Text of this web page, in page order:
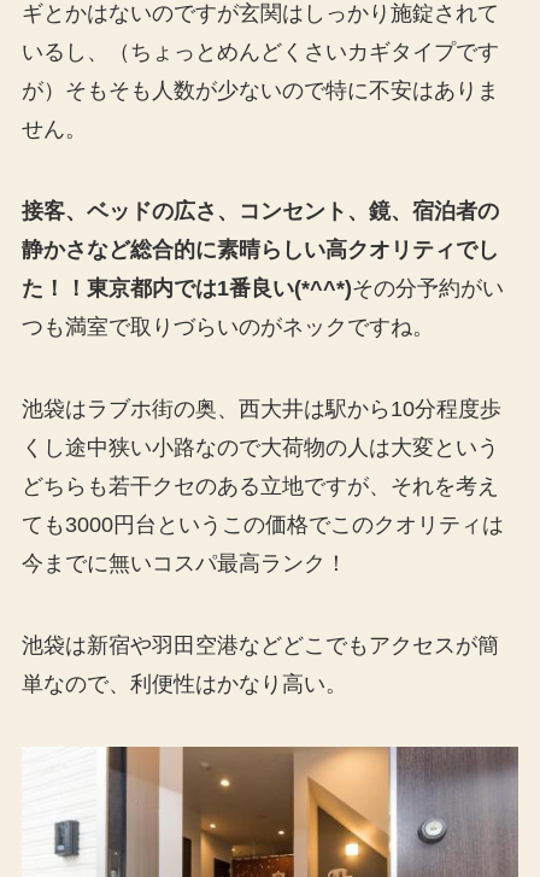
ギとかはないのですが玄関はしっかり施錠されて
いるし、（ちょっとめんどくさいカギタイプです
が）そもそも人数が少ないので特に不安はありま
せん。
接客、ベッドの広さ、コンセント、鏡、宿泊者の
静かさなど総合的に素晴らしい高クオリティでし
た！！ 東京都内では1番良い(*^^*)その分予約がい
つも満室で取りづらいのがネックですね。
池袋はラブホ街の奥、西大井は駅から10分程度歩
くし途中狭い小路なので大荷物の人は大変という
どちらも若干クセのある立地ですが、それを考え
ても3000円台というこの価格でこのクオリティは
今までに無いコスパ最高ランク！
池袋は新宿や羽田空港などどこでもアクセスが簡
単なので、利便性はかなり高い。